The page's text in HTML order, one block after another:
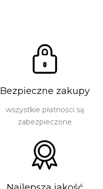
Bezpieczne zakupy
wszystkie płatności są
zabezpieczone